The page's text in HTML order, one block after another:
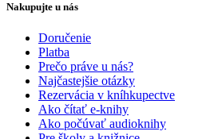
Nakupujte u nás
Doručenie
Platba
Prečo práve u nás?
Najčastejšie otázky
Rezervácia v kníhkupectve
Ako čítať e-knihy
Ako počúvať audioknihy